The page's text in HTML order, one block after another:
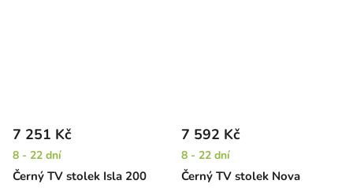
Černý TV stolek Isla 200
7 251 Kč
8 - 22 dní
Černý TV stolek Nova
7 592 Kč
8 - 22 dní